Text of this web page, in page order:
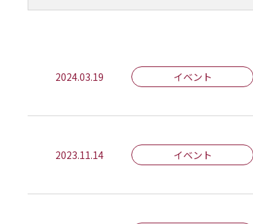
2024.03.19 イベント
2023.11.14 イベント